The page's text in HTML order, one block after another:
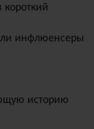
инфлюенсеры
историю